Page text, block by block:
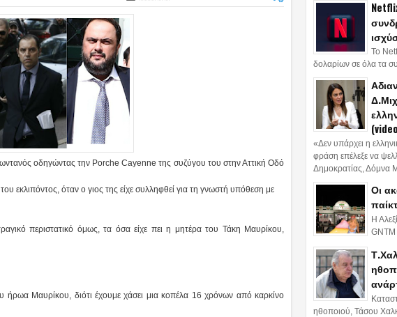
οδηγώντας την Porche Cayenne της συζύγου του στην Αττική Οδό
εκλιπόντος, όταν ο γιος της είχε συλληφθεί για τη γνωστή υπόθεση με
περιστατικό όμως, τα όσα είχε πει η μητέρα του Τάκη Μαυρίκου,
Μαυρίκου, διότι έχουμε χάσει μια κοπέλα 16 χρόνων από καρκίνο
Το
δολαρίων σε όλα τα
«Δεν υπάρχει η
φράση επέλεξε να
Δημοκρατίας, Δόμνα
Οι
Η
GNTM
ηθοποιού, Τάσου